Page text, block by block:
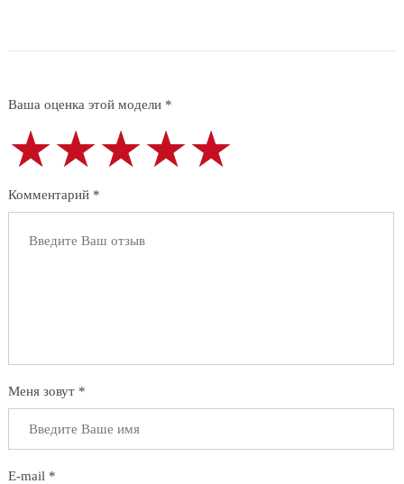
Ваша оценка этой модели *
★★★★★
★★★★★
★★★★★
Комментарий *
Меня зовут *
E-mail *